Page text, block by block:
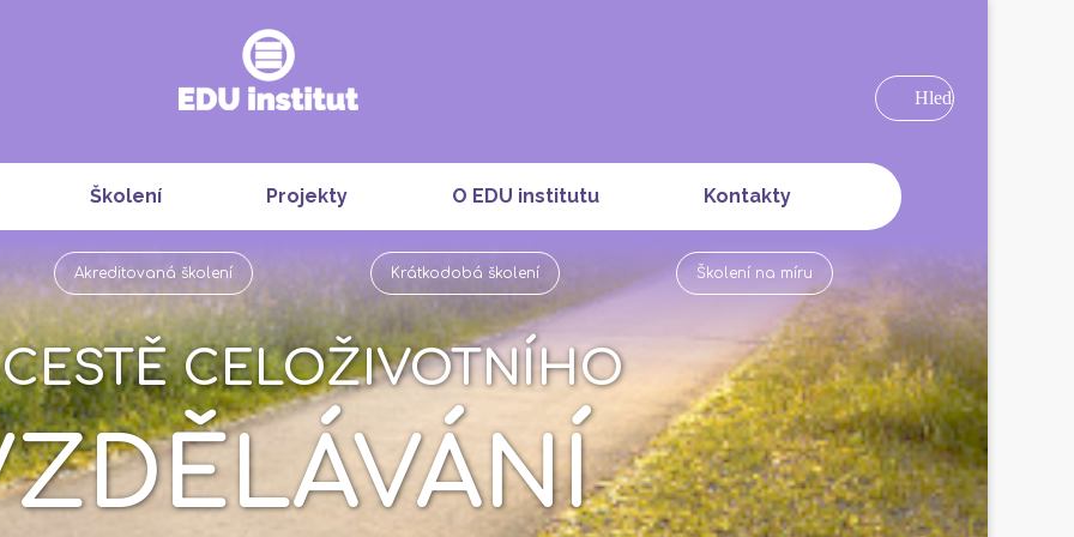
Školení Projekty O EDU institutu Kontakty
Akreditovaná školení Krátkodobá školení Školení na míru
CELOŽIVOTNÍHO